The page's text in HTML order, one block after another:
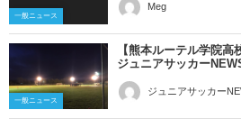
一般ニュース
Meg
一般ニュース
【熊本ルーテル学院
ジュニアサッカー
ジュニアサッカー